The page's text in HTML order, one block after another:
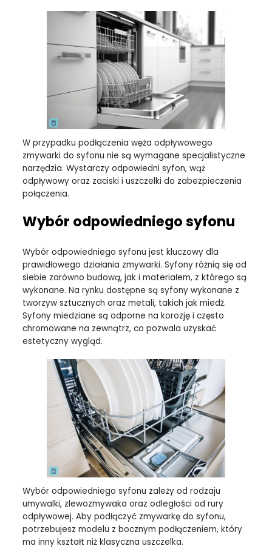
W przypadku podłączenia węża odpływowego
zmywarki do syfonu nie są wymagane specjalistyczne
narzędzia. Wystarczy odpowiedni syfon, wąż
odpływowy oraz zaciski i uszczelki do zabezpieczenia
połączenia.
Wybór odpowiedniego syfonu
Wybór odpowiedniego syfonu jest kluczowy dla
prawidłowego działania zmywarki. Syfony różnią się od
siebie zarówno budową, jak i materiałem, z którego są
wykonane. Na rynku dostępne są syfony wykonane z
tworzyw sztucznych oraz metali, takich jak miedź.
Syfony miedziane są odporne na korozję i często
chromowane na zewnątrz, co pozwala uzyskać
estetyczny wygląd.
Wybór odpowiedniego syfonu zależy od rodzaju
umywalki, zlewozmywaka oraz odległości od rury
odpływowej. Aby podłączyć zmywarkę do syfonu,
potrzebujesz modelu z bocznym podłączeniem, który
ma inny kształt niż klasyczna uszczelka.